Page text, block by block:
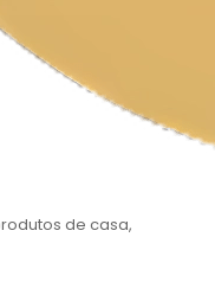
de casa,